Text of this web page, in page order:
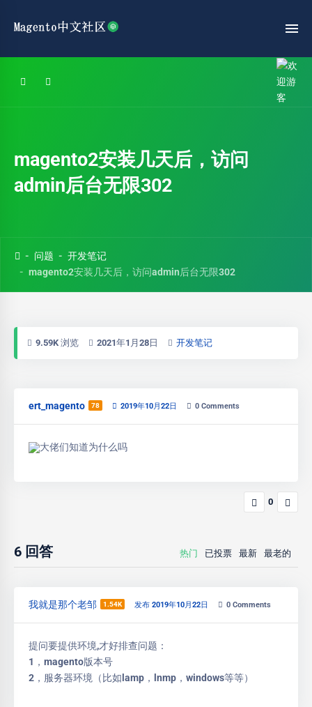
magento2安装几天后，访问
admin后台无限302
问题
开发笔记
magento2安装几天后，访问admin后台无限302
9.59K 浏览 2021年1月28日 开发笔记
ert_magento 78 2019年10月22日 0 Comments
大佬们知道为什么吗
0
6 回答 热门 已投票 最新 最老的
我就是那个老邹 1.54K 发布 2019年10月22日 0 Comments
提问要提供环境,才好排查问题：
1，magento版本号
2，服务器环境（比如lamp，lnmp，windows等等）